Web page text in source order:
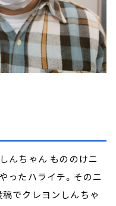
んちゃん もののけニ
ったハライチ。そのニ
でクレヨンしんちゃ